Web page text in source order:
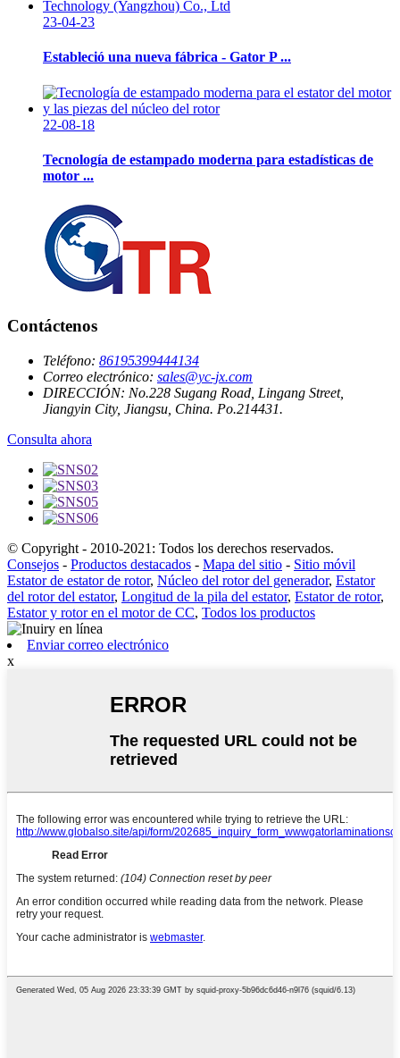
23-04-23
Estableció una nueva fábrica - Gator P ...
22-08-18
Tecnología de estampado moderna para estadísticas de
motor ...
Contáctenos
Teléfono: 86195399444134
Correo electrónico: sales@yc-jx.com
DIRECCIÓN: No.228 Sugang Road, Lingang Street,
Jiangyin City, Jiangsu, China. Po.214431.
Consulta ahora
© Copyright - 2010-2021: Todos los derechos reservados.
Consejos - Productos destacados - Mapa del sitio - Sitio móvil
Estator de estator de rotor, Núcleo del rotor del generador, Estator
del rotor del estator, Longitud de la pila del estator, Estator de rotor,
Estator y rotor en el motor de CC, Todos los productos
Enviar correo electrónico
x